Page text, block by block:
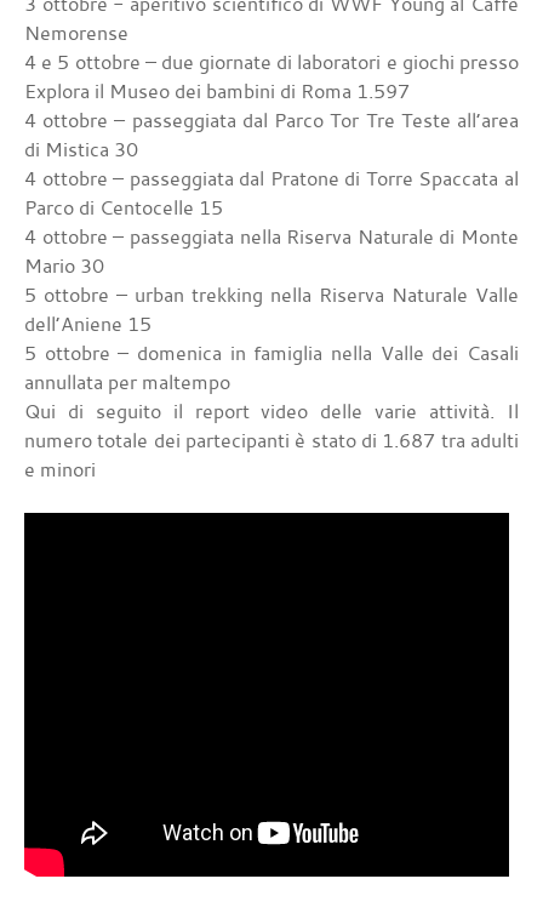
Nemorense
4 e 5 ottobre – due giornate di laboratori e giochi presso
Explora il Museo dei bambini di Roma 1.597
4 ottobre – passeggiata dal Parco Tor Tre Teste all’area
di Mistica 30
4 ottobre – passeggiata dal Pratone di Torre Spaccata al
Parco di Centocelle 15
4 ottobre – passeggiata nella Riserva Naturale di Monte
Mario 30
5 ottobre – urban trekking nella Riserva Naturale Valle
dell’Aniene 15
5 ottobre – domenica in famiglia nella Valle dei Casali
annullata per maltempo
Qui di seguito il report video delle varie attività. Il
numero totale dei partecipanti è stato di 1.687 tra adulti
e minori